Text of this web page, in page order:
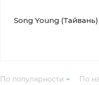
Song Young (Тайвань)
По популярности По